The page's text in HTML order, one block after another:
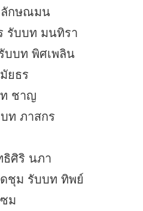
ลักษณมน
รับบท มนทิรา
บท พิศเพลิน
ยธร
ชาญ
ท ภาสกร
ศิริ นภา
ชุม รับบท ทิพย์
ม